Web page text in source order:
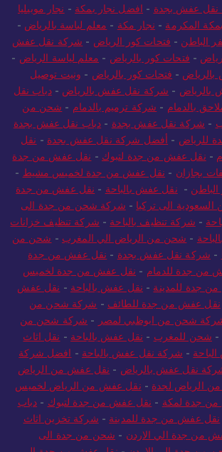
بالباحة-شركة تنظيف بالبخار بالباحة -نجار
نقل عفش بجدة-افضل نجار بمكة- نجار موبيليا
المكرمة-نجار مكة-معلم لياسة بالرياض-
الباطن-فتحات كور الرياض- شركة نقل عفش
-فتحات كور بالرياض -معلم لياسة الرياض
- فتحات كور بالرياض- ونيت توصيل
بالرياض- شركة نقل عفش بالرياض -دباب نقل
بالدمام-شركة ترميم بالدمام-
شحن من
-شركة نقل عفش بجدة-دباب نقل عفش بجدة
للرياض- أفضل شركة نقل عفش بجدة -نقل
- نقل عفش من جدة لتبوك-نقل عفش من جدة
بجازان- نقل عفش من جدة لخميس مشيط-
الباطن-نقل عفش بالباحة-نقل عفش من جدة
الى تركيا -شركة شحن من جدة الى
- شركة تنظيف بالباحة-
شركة تنظيف خزانات
-شحن من الرياض الي المغرب -شحن من
- شركة نقل عفش بجدة -نقل عفش من جدة
من جدة للدمام -نقل عفش من جدة لخميس
جدة للمدينة-نقل عفش بالباحة -نقل عفش
نقل عفش من جدة للطائف- شركة شحن من
شحن من ابوظبي لمصر -شركة شحن من
-شحن للمغرب- نقل عفش بالباحة -نقل اثاث
- شركة نقل عفش بالباحة- افضل شركة
شركة نقل عفش بالرياض-نقل عفش من الرياض
الرياض لجدة -نقل عفش من الرياض لخميس
جدة لمكة -نقل عفش من جدة لتبوك-دباب
نقل عفش من جدة للمدينة-شركة تخزين اثاث
من جدة الي الاردن -شحن من جدة الى